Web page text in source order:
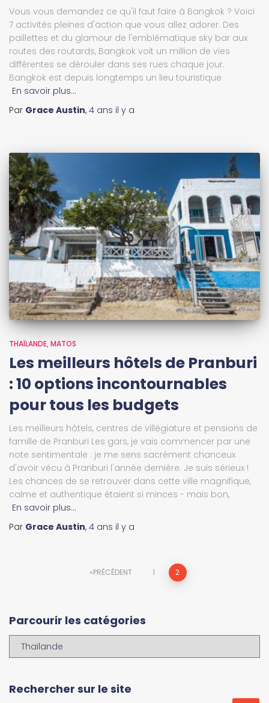
Vous vous demandez ce qu'il faut faire à Bangkok ? Voici
7 activités pleines d'action que vous allez adorer. Des
paillettes et du glamour de l'emblématique sky bar aux
routes des routards, Bangkok voit un million de vies
différentes se dérouler dans ses rues chaque jour.
Bangkok est depuis longtemps un lieu touristique
En savoir plus…
Par Grace Austin, 4 ans il y a
THAÏLANDE MATOS
Les meilleurs hôtels de Pranburi
: 10 options incontournables
pour tous les budgets
Les meilleurs hôtels, centres de villégiature et pensions de
famille de Pranburi Les gars, je vais commencer par une
note sentimentale : je me sens sacrément chanceux
d'avoir vécu à Pranburi l'année dernière. Je suis sérieux !
Les chances de se retrouver dans cette ville magnifique,
calme et authentique étaient si minces - mais bon,
En savoir plus…
Par Grace Austin, 4 ans il y a
Navigation
articles
PRÉCÉDENT 1 2
Parcourir les catégories
a
o
Rechercher sur le site